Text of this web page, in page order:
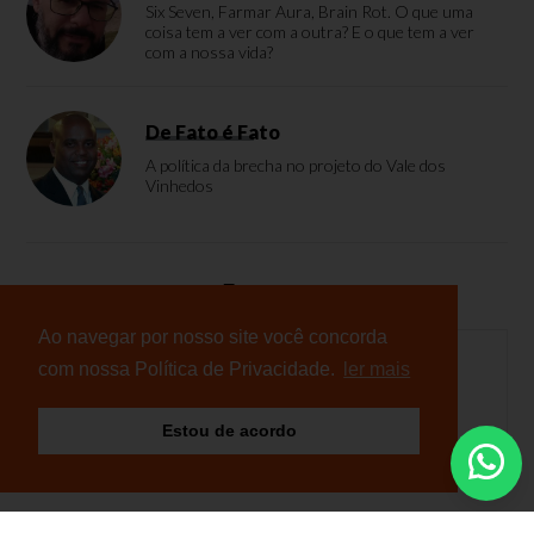
Ao navegar por nosso site você concorda
com nossa Política de Privacidade.
ler mais
Estou de acordo
Six Seven, Farmar Aura, Brain Rot. O que uma
coisa tem a ver com a outra? E o que tem a ver
com a nossa vida?
De Fato é Fato
A política da brecha no projeto do Vale dos
Vinhedos
Enquete